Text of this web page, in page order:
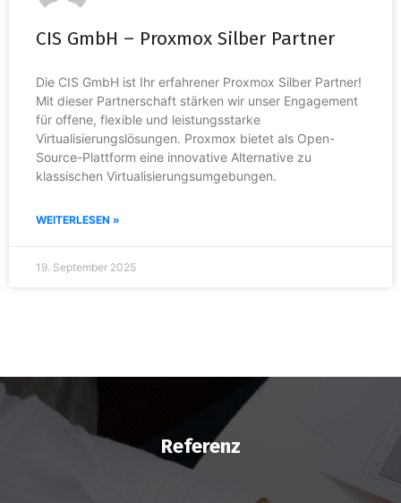
CIS GmbH – Proxmox Silber Partner
Die CIS GmbH ist Ihr erfahrener Proxmox Silber Partner!
Mit dieser Partnerschaft stärken wir unser Engagement
für offene, flexible und leistungsstarke
Virtualisierungslösungen. Proxmox bietet als Open-
Source-Plattform eine innovative Alternative zu
klassischen Virtualisierungsumgebungen.
WEITERLESEN »
19. September 2025
Referenz